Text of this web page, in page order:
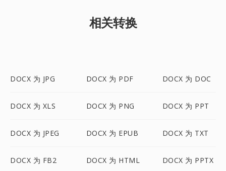
相关转换
DOCX 为 JPG DOCX 为 PDF DOCX 为 DOC
DOCX 为 XLS DOCX 为 PNG DOCX 为 PPT
DOCX 为 JPEG DOCX 为 EPUB DOCX 为 TXT
DOCX 为 FB2 DOCX 为 HTML DOCX 为 PPTX